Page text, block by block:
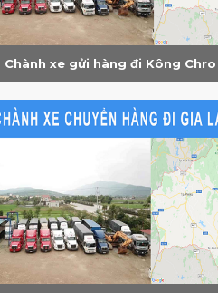
Chành xe gửi hàng đi Kông Chro